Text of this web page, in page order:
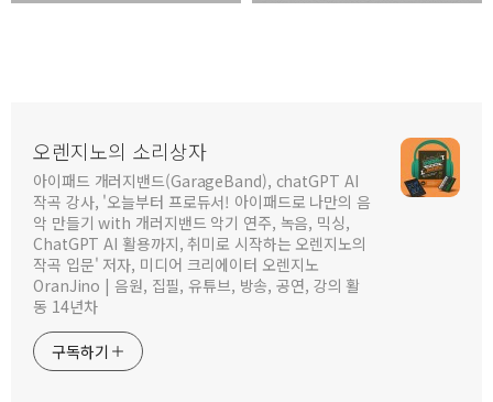
오렌지노의 소리상자
아이패드 개러지밴드(GarageBand), chatGPT AI
작곡 강사, '오늘부터 프로듀서! 아이패드로 나만의 음
악 만들기 with 개러지밴드 악기 연주, 녹음, 믹싱,
ChatGPT AI 활용까지, 취미로 시작하는 오렌지노의
작곡 입문' 저자, 미디어 크리에이터 오렌지노
OranJino | 음원, 집필, 유튜브, 방송, 공연, 강의 활
동 14년차
구독하기